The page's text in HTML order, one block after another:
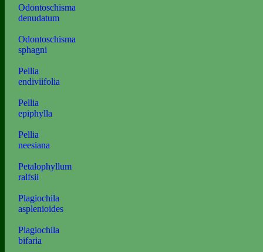
Odontoschisma
denudatum
Odontoschisma
sphagni
Pellia
endiviifolia
Pellia
epiphylla
Pellia
neesiana
Petalophyllum
ralfsii
Plagiochila
asplenioides
Plagiochila
bifaria